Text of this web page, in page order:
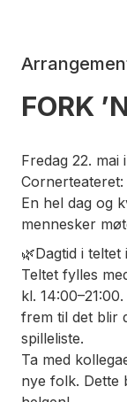
FORK
Fredag 22.
Cornerteateret:
En hel dag og
mennesker
🌿Dagtid i
Teltet fylles
kl.
frem til det blir
spilleliste.
Ta med
nye folk. Dette